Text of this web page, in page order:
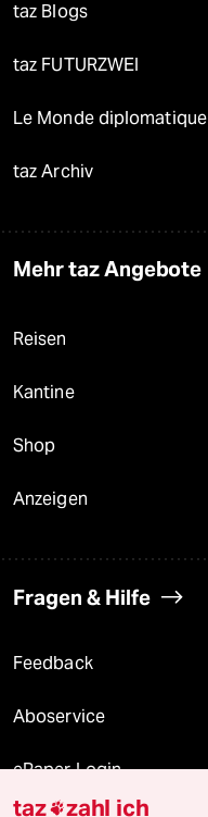
taz Blogs
taz FUTURZWEI
Le Monde diplomatique
taz Archiv
Mehr taz Angebote
Reisen
Kantine
Shop
Anzeigen
Fragen & Hilfe
Feedback
Aboservice
ePaper Login
taz zahl ich